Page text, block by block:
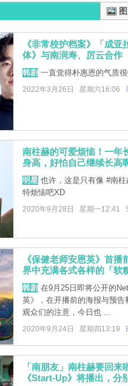
《非常校护档案》「成
体》与南润寿、厉云合作
韩剧 一直觉得朴惠恩的气质
2022年3月26日 星期六16:06
南柱赫的可爱烦恼！一年
身高，好怕自己继续长高
明星也许，这是只有像 #南柱
特烦恼吧XD
2020年9月28日 星期一12:41
《保健老师安恩英》首
界中充满各式各样的「软
韩剧 在9月25日即将公开的
英》，在开播前的海报与预
观众们的注意，今日也 ...
2020年9月24日 星期四13:19
「南朋友」南柱赫要回来
《Start-Up》将播出，分